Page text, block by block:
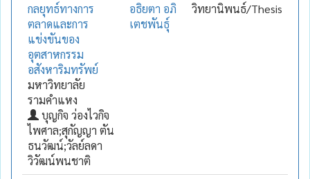
กลยุทธ์ทางการ
ตลาดและการ
แข่งขันของ
อุตสาหกรรม
อสังหาริมทรัพย์
มหาวิทยาลัย
รามคำแหง
บุญกิจ ว่องไวกิจ
ไพศาล;สุกัญญา ตัน
ธนวัฒน์;วัลย์ลดา
วิวัฒน์พนชาติ
อธิยตา อภิ
เตชพันธุ์
วิทยานิพนธ์/Thesis